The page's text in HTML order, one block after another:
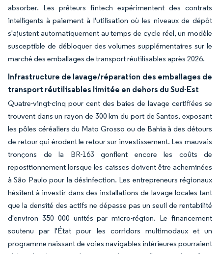
absorber. Les prêteurs fintech expérimentent des contrats
intelligents à paiement à l'utilisation où les niveaux de dépôt
s'ajustent automatiquement au temps de cycle réel, un modèle
susceptible de débloquer des volumes supplémentaires sur le
marché des emballages de transport réutilisables après 2026.
Infrastructure de lavage/réparation des emballages de
transport réutilisables limitée en dehors du Sud-Est
Quatre-vingt-cinq pour cent des baies de lavage certifiées se
trouvent dans un rayon de 300 km du port de Santos, exposant
les pôles céréaliers du Mato Grosso ou de Bahia à des détours
de retour qui érodent le retour sur investissement. Les mauvais
tronçons de la BR-163 gonflent encore les coûts de
repositionnement lorsque les caisses doivent être acheminées
à São Paulo pour la désinfection. Les entrepreneurs régionaux
hésitent à investir dans des installations de lavage locales tant
que la densité des actifs ne dépasse pas un seuil de rentabilité
d'environ 350 000 unités par micro-région. Le financement
soutenu par l'État pour les corridors multimodaux et un
programme naissant de voies navigables intérieures pourraient